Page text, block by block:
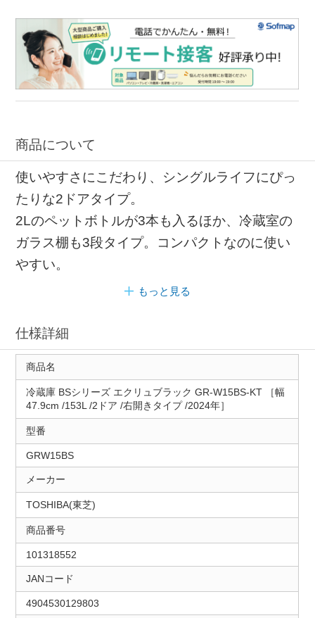
商品について
使いやすさにこだわり、シングルライフにぴっ
たりな2ドアタイプ。
2Lのペットボトルが3本も入るほか、冷蔵室の
ガラス棚も3段タイプ。コンパクトなのに使い
やすい。
もっと見る
仕様詳細
商品名
冷蔵庫 BSシリーズ エクリュブラック GR-W15BS-KT ［幅
47.9cm /153L /2ドア /右開きタイプ /2024年］
型番
GRW15BS
メーカー
TOSHIBA(東芝)
商品番号
101318552
JANコード
4904530129803